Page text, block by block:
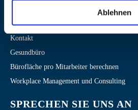
Ablehnen
Termine
Kontakt
Gesundbüro
Bürofläche pro Mitarbeiter berechnen
Workplace Management und Consulting
SPRECHEN SIE UNS AN